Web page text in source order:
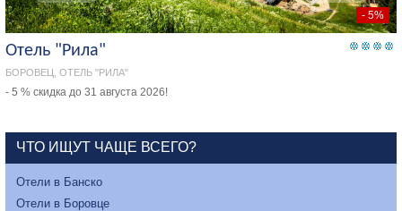
- 5%
Отель "Рила"
БОРОВЕЦ, ОТЕЛЬ "РИЛА"
- 5 % скидка до 31 августа 2026!
ЧТО ИЩУТ ЧАЩЕ ВСЕГО?
Отели в Банско
Отели в Боровце